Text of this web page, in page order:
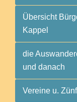
Übersicht
Kappel
die
und danach
Vereine u.